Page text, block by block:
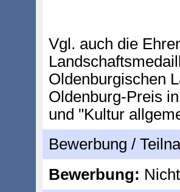
Vgl. auch die
Oldenburgischen
Oldenburg-Preis
und "Kultur
Bewerbung /
Bewerbung: